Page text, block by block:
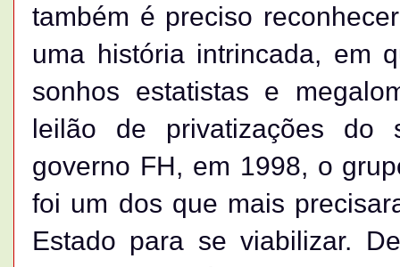
também é preciso
uma história intrincada, em
sonhos estatistas e
leilão de privatizações do
governo FH, em 1998, o
foi um dos que mais
Estado para se viabilizar.